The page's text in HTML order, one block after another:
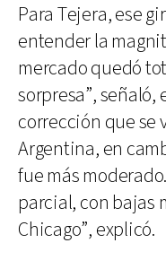
Para Tejera, ese
entender la
mercado quedó
sorpresa”,
corrección que se
Argentina, en
fue más
parcial, con bajas
Chicago”, explicó.